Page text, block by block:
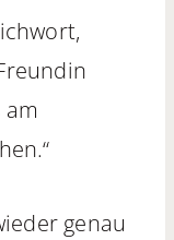
am
genau